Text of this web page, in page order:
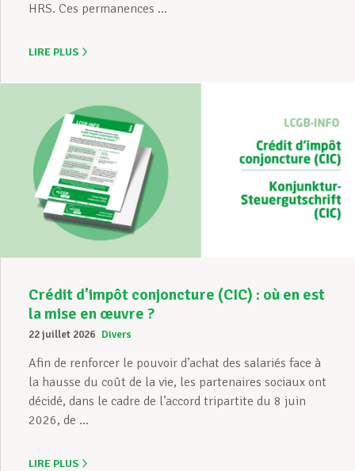
HRS. Ces permanences ...
LIRE PLUS
Crédit d’impôt conjoncture (CIC) : où en est
la mise en œuvre ?
22 juillet 2026 Divers
Afin de renforcer le pouvoir d’achat des salariés face à
la hausse du coût de la vie, les partenaires sociaux ont
décidé, dans le cadre de l’accord tripartite du 8 juin
2026, de ...
LIRE PLUS